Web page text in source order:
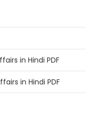
in Hindi PDF
in Hindi PDF